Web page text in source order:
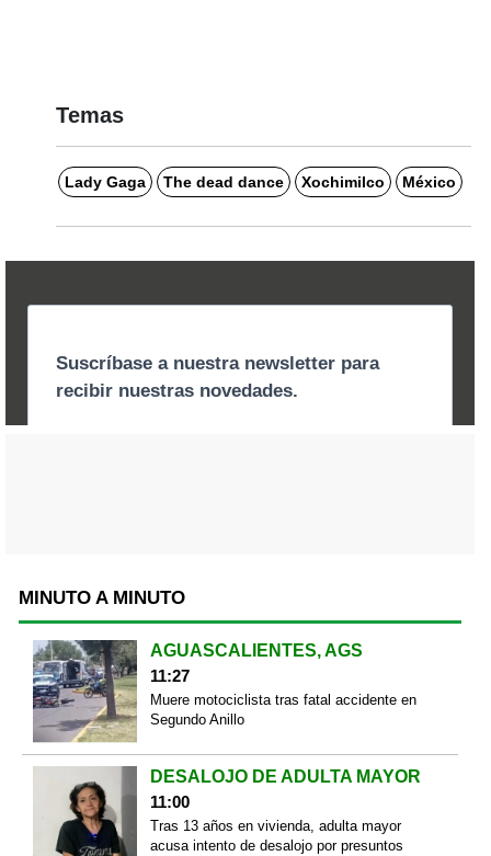
Temas
Lady Gaga The dead dance Xochimilco México
MINUTO A MINUTO
AGUASCALIENTES, AGS
11:27
Muere motociclista tras fatal accidente en
Segundo Anillo
DESALOJO DE ADULTA MAYOR
11:00
Tras 13 años en vivienda, adulta mayor
acusa intento de desalojo por presuntos